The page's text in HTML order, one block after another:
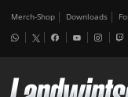
Merch-Shop Downloads